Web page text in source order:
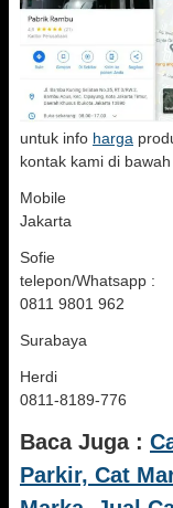
untuk info harga
kontak kami di
Mobile
Jakarta
Sofie
telepon/Whatsapp :
0811 9801 962
Surabaya
Herdi
0811-8189-776
Baca Juga :
Parkir, Cat